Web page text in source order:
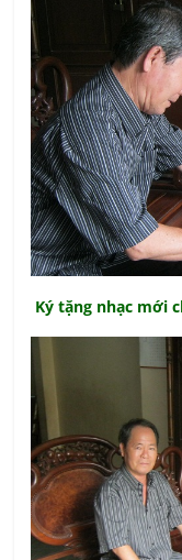
Ký tặng nhạc mới